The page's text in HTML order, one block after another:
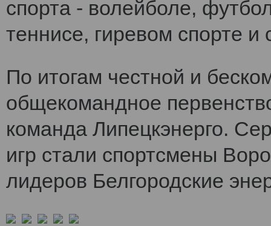
спорта - волейболе,
теннисе, гиревом спорте и
По итогам честной и
общекомандное
команда Липецкэнерго.
игр стали спортсмены
лидеров Белгородские